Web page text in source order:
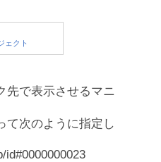
先で表示させるマニ
て次のように指定し
id#0000000023